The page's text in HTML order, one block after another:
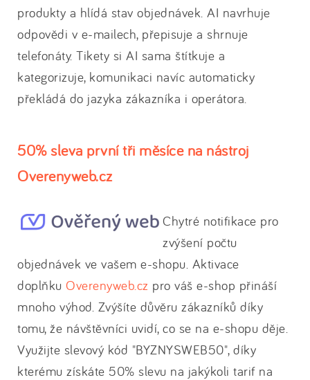
produkty a hlídá stav objednávek. AI navrhuje
odpovědi v e-mailech, přepisuje a shrnuje
telefonáty. Tikety si AI sama štítkuje a
kategorizuje, komunikaci navíc automaticky
překládá do jazyka zákazníka i operátora.
50% sleva první tři měsíce na nástroj
Overenyweb.cz
Chytré notifikace pro
zvýšení počtu
objednávek ve vašem e-shopu. Aktivace
doplňku Overenyweb.cz pro váš e-shop přináší
mnoho výhod. Zvýšíte důvěru zákazníků díky
tomu, že návštěvníci uvidí, co se na e-shopu děje.
Využijte slevový kód "BYZNYSWEB50", díky
kterému získáte 50% slevu na jakýkoli tarif na